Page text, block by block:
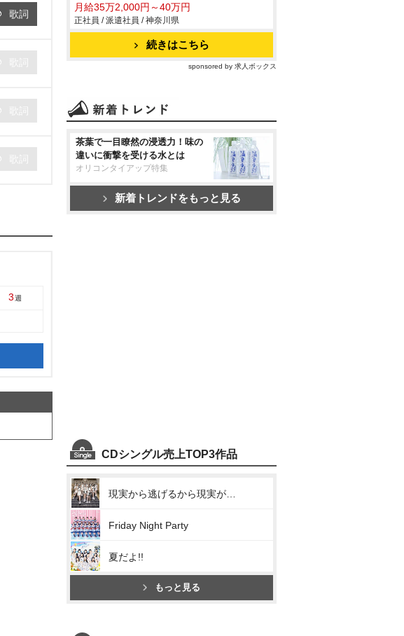
歌詞
3週
月給35万2,000円～40万円
正社員 / 派遣社員 / 神奈川県
続きはこちら
sponsored by 求人ボックス
茶葉で一目瞭然の浸透力！味の
違いに衝撃を受ける水とは
オリコンタイアップ特集
新着トレンドをもっと見る
CDシングル売上TOP3作品
Friday Night Party
夏だよ!!
もっと見る